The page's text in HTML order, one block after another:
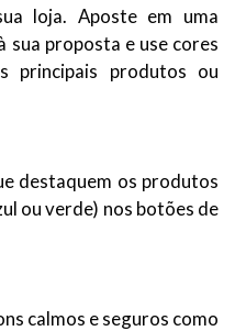
loja. Aposte em uma
sua proposta e use cores
principais produtos ou
destaquem os produtos
ou verde) nos botões de
calmos e seguros como